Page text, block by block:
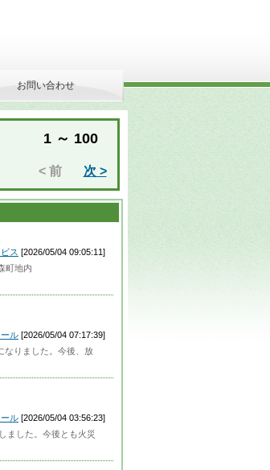
1 ～ 100
< 前 次 >
ス [2026/05/04 09:05:11]
町地内
ル [2026/05/04 07:17:39]
なりました。今後、放
ル [2026/05/04 03:56:23]
ました。今後とも火災
お問い合わせ